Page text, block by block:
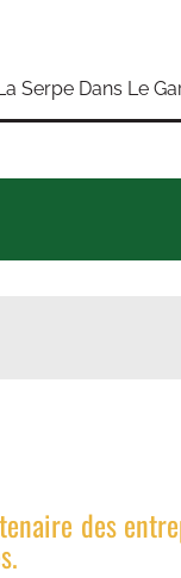
Serpe Dans Le
des